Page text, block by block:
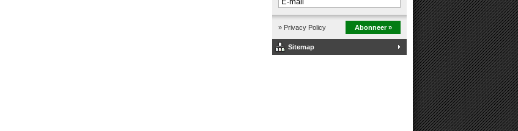
» Privacy Policy Abonneer »
Sitemap